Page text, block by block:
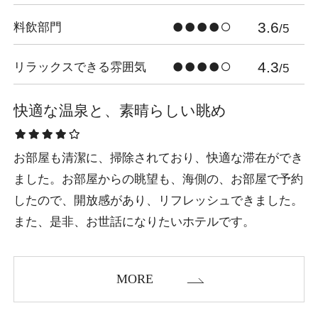
料飲部門 3.6/5
リラックスできる雰囲気 4.3/5
快適な温泉と、素晴らしい眺め
お部屋も清潔に、掃除されており、快適な滞在ができ
ました。お部屋からの眺望も、海側の、お部屋で予約
したので、開放感があり、リフレッシュできました。
また、是非、お世話になりたいホテルです。
MORE